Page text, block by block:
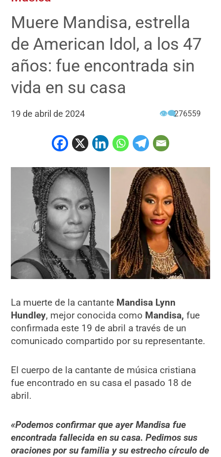
Muere Mandisa, estrella
de American Idol, a los 47
años: fue encontrada sin
vida en su casa
19 de abril de 2024 👁‍🗨276559
La muerte de la cantante Mandisa Lynn
Hundley, mejor conocida como Mandisa, fue
confirmada este 19 de abril a través de un
comunicado compartido por su representante.
El cuerpo de la cantante de música cristiana
fue encontrado en su casa el pasado 18 de
abril.
«Podemos confirmar que ayer Mandisa fue
encontrada fallecida en su casa. Pedimos sus
oraciones por su familia y su estrecho círculo de